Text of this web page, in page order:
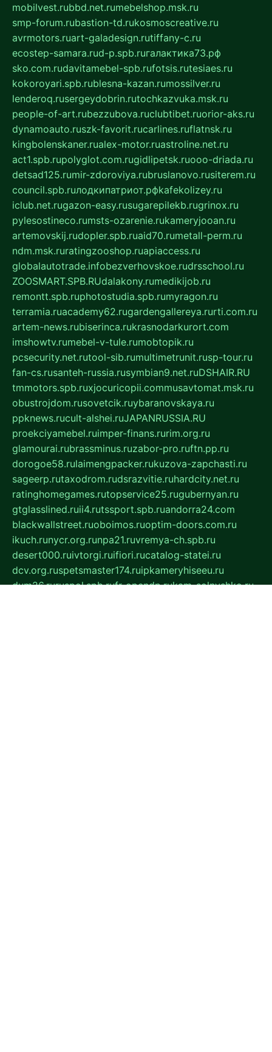
mobilvest.rubbd.net.rumebelshop.msk.ru
smp-forum.rubastion-td.rukosmoscreative.ru
avrmotors.ruart-galadesign.rutiffany-c.ru
ecostep-samara.rud-p.spb.ruгалактика73.рф
sko.com.rudavitamebel-spb.rufotsis.rutesiaes.ru
kokoroyari.spb.rublesna-kazan.rumossilver.ru
lenderoq.rusergeydobrin.rutochkazvuka.msk.ru
people-of-art.rubezzubova.ruclubtibet.ruorior-aks.ru
dynamoauto.ruszk-favorit.rucarlines.ruflatnsk.ru
kingbolenskaner.rualex-motor.ruastroline.net.ru
act1.spb.rupolyglot.com.rugidlipetsk.ruooo-driada.ru
detsad125.rumir-zdoroviya.rubruslanovo.rusiterem.ru
council.spb.ruлодкипатриот.рфkafekolizey.ru
iclub.net.rugazon-easy.rusugarepilekb.rugrinox.ru
pylesostineco.rumsts-ozarenie.rukameryjooan.ru
artemovskij.rudopler.spb.ruaid70.rumetall-perm.ru
ndm.msk.ruratingzooshop.ruapiaccess.ru
globalautotrade.infobezverhovskoe.rudrsschool.ru
ZOOSMART.SPB.RUdalakony.rumedikijob.ru
remontt.spb.ruphotostudia.spb.rumyragon.ru
terramia.ruacademy62.rugardengallereya.rurti.com.ru
artem-news.rubiserinca.rukrasnodarkurort.com
imshowtv.rumebel-v-tule.rumobtopik.ru
pcsecurity.net.rutool-sib.rumultimetrunit.rusp-tour.ru
fan-cs.rusanteh-russia.rusymbian9.net.ruDSHAIR.RU
tmmotors.spb.ruxjocuricopii.commusavtomat.msk.ru
obustrojdom.rusovetcik.ruybaranovskaya.ru
ppknews.rucult-alshei.ruJAPANRUSSIA.RU
proekciyamebel.ruimper-finans.rurim.org.ru
glamourai.rubrassminus.ruzabor-pro.ruftn.pp.ru
dorogoe58.rulaimengpacker.rukuzova-zapchasti.ru
sageerp.rutaxodrom.rudsrazvitie.ruhardcity.net.ru
ratinghomegames.rutopservice25.rugubernyan.ru
gtglasslined.ruii4.rutssport.spb.ruandorra24.com
blackwallstreet.ruoboimos.ruoptim-doors.com.ru
ikuch.runycr.org.runpa21.ruvremya-ch.spb.ru
desert000.ruivtorgi.ruifiori.rucatalog-statei.ru
dcv.org.ruspetsmaster174.ruipkameryhiseeu.ru
dum26.ruruspol.spb.rufr-opendp.rukam-solnyshko.ru